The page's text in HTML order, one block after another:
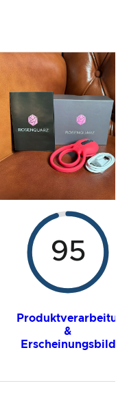
95
&
Erscheinungsbild